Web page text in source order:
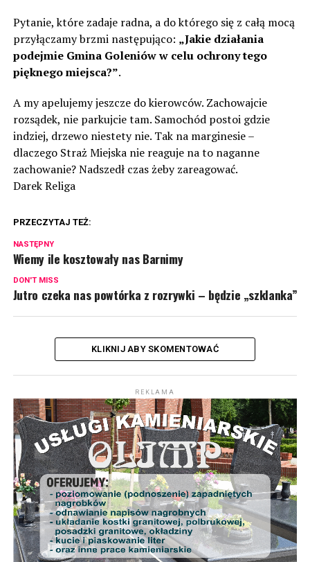
Pytanie, które zadaje radna, a do którego się z całą mocą
przyłączamy brzmi następująco: „Jakie działania
podejmie Gmina Goleniów w celu ochrony tego
pięknego miejsca?”.
A my apelujemy jeszcze do kierowców. Zachowajcie
rozsądek, nie parkujcie tam. Samochód postoi gdzie
indziej, drzewo niestety nie. Tak na marginesie –
dlaczego Straż Miejska nie reaguje na to naganne
zachowanie? Nadszedł czas żeby zareagować.
Darek Religa
PRZECZYTAJ TEŻ:
NASTĘPNY
Wiemy ile kosztowały nas Barnimy
DON'T MISS
Jutro czeka nas powtórka z rozrywki – będzie „szklanka”
KLIKNIJ ABY SKOMENTOWAĆ
REKLAMA